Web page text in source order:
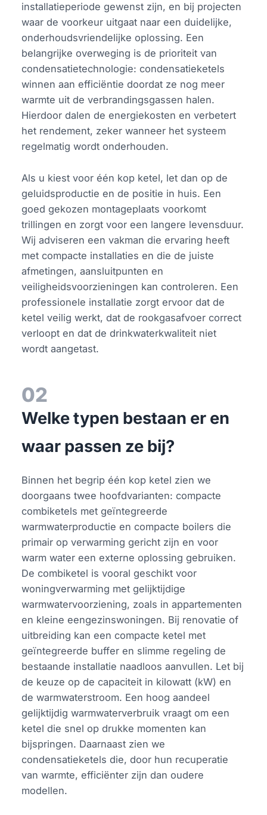
installatieperiode gewenst zijn, en bij projecten
waar de voorkeur uitgaat naar een duidelijke,
onderhoudsvriendelijke oplossing. Een
belangrijke overweging is de prioriteit van
condensatietechnologie: condensatieketels
winnen aan efficiëntie doordat ze nog meer
warmte uit de verbrandingsgassen halen.
Hierdoor dalen de energiekosten en verbetert
het rendement, zeker wanneer het systeem
regelmatig wordt onderhouden.
Als u kiest voor één kop ketel, let dan op de
geluidsproductie en de positie in huis. Een
goed gekozen montageplaats voorkomt
trillingen en zorgt voor een langere levensduur.
Wij adviseren een vakman die ervaring heeft
met compacte installaties en die de juiste
afmetingen, aansluitpunten en
veiligheidsvoorzieningen kan controleren. Een
professionele installatie zorgt ervoor dat de
ketel veilig werkt, dat de rookgasafvoer correct
verloopt en dat de drinkwaterkwaliteit niet
wordt aangetast.
02
Welke typen bestaan er en
waar passen ze bij?
Binnen het begrip één kop ketel zien we
doorgaans twee hoofdvarianten: compacte
combiketels met geïntegreerde
warmwaterproductie en compacte boilers die
primair op verwarming gericht zijn en voor
warm water een externe oplossing gebruiken.
De combiketel is vooral geschikt voor
woningverwarming met gelijktijdige
warmwatervoorziening, zoals in appartementen
en kleine eengezinswoningen. Bij renovatie of
uitbreiding kan een compacte ketel met
geïntegreerde buffer en slimme regeling de
bestaande installatie naadloos aanvullen. Let bij
de keuze op de capaciteit in kilowatt (kW) en
de warmwaterstroom. Een hoog aandeel
gelijktijdig warmwaterverbruik vraagt om een
ketel die snel op drukke momenten kan
bijspringen. Daarnaast zien we
condensatieketels die, door hun recuperatie
van warmte, efficiënter zijn dan oudere
modellen.